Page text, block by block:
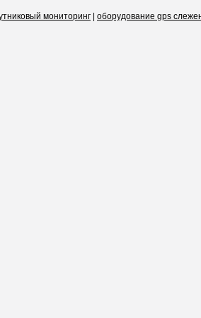
мониторинг оборудование gps